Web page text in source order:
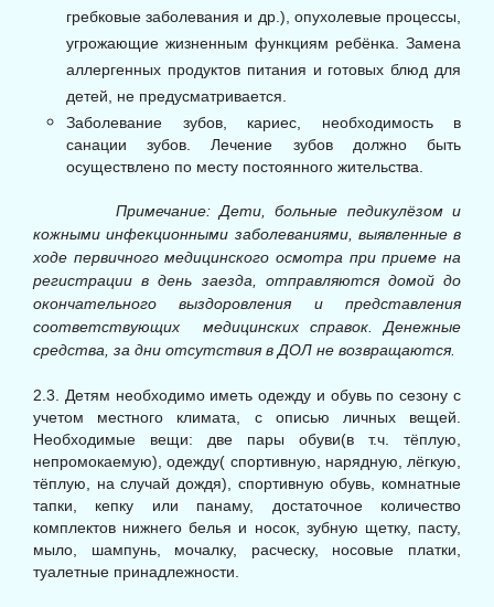
гребковые заболевания и др.), опухолевые процессы,
угрожающие жизненным функциям ребёнка. Замена
аллергенных продуктов питания и готовых блюд для
детей, не предусматривается.
Заболевание зубов, кариес, необходимость в
санации зубов. Лечение зубов должно быть
осуществлено по месту постоянного жительства.
Примечание: Дети, больные педикулёзом и
кожными инфекционными заболеваниями, выявленные в
ходе первичного медицинского осмотра при приеме на
регистрации в день заезда, отправляются домой до
окончательного выздоровления и представления
соответствующих медицинских справок. Денежные
средства, за дни отсутствия в ДОЛ не возвращаются.
2.3. Детям необходимо иметь одежду и обувь по сезону с
учетом местного климата, с описью личных вещей.
Необходимые вещи: две пары обуви(в т.ч. тёплую,
непромокаемую), одежду( спортивную, нарядную, лёгкую,
тёплую, на случай дождя), спортивную обувь, комнатные
тапки, кепку или панаму, достаточное количество
комплектов нижнего белья и носок, зубную щетку, пасту,
мыло, шампунь, мочалку, расческу, носовые платки,
туалетные принадлежности.